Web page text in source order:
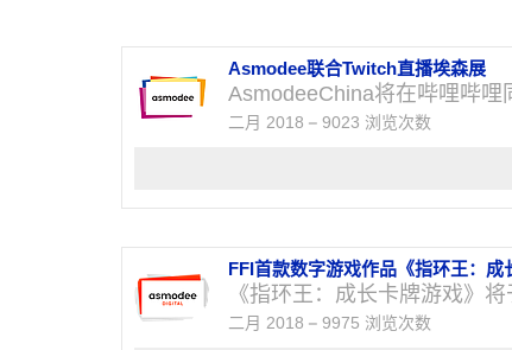
Asmodee联合Twitch直播埃森展
AsmodeeChina将在哔哩哔哩
二月 2018 9023 浏览次数
FFI首款数字游戏作品《指环王：
《指环王：成长卡牌游戏》
二月 2018 9975 浏览次数